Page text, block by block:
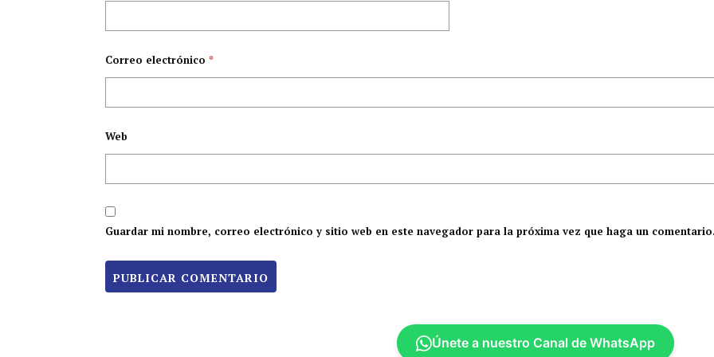
Correo electrónico *
Web
Guardar mi nombre, correo electrónico y sitio web en este navegador para la próxima vez que haga un
Únete a nuestro Canal de WhatsApp